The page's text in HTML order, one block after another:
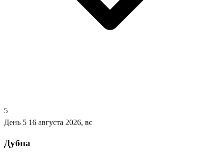
5
День 5 16 августа 2026, вс
Дубна